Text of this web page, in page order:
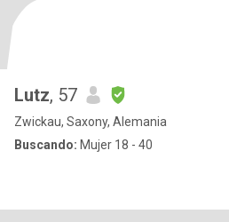
Lutz, 57
Zwickau, Saxony, Alemania
Buscando: Mujer 18 - 40